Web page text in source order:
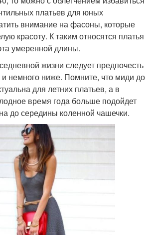
платьев для юных
внимание на фасоны, которые
красоту. К таким относятся платья
умеренной длины.
жизни следует предпочесть
немного ниже. Помните, что миди до
для летних платьев, а в
время года больше подойдет
до середины коленной чашечки.